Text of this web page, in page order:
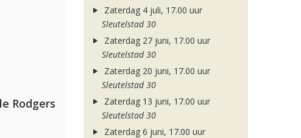
Rodgers
Zaterdag 4 juli, 17.00 uur
Sleutelstad 30
Zaterdag 27 juni, 17.00 uur
Sleutelstad 30
Zaterdag 20 juni, 17.00 uur
Sleutelstad 30
Zaterdag 13 juni, 17.00 uur
Sleutelstad 30
Zaterdag 6 juni, 17.00 uur